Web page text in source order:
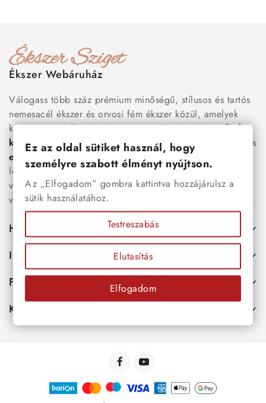
Ékszer Webáruház
Válogass több száz prémium minőségű, stílusos és tartós
nemesacél ékszer és orvosi fém ékszer közül, amelyek
között megtalálhatók a legnépszerűbb darabok is:férfi
karkötők
, női nyakláncok , karikagyűrűk
és
esküvői kiegészítőkegyaránt. Webáruházunkban a
legújabb trendeket követő, mégis időtálló ékszerek közül
választhatsz – legyen szó ajándékról, mindennapi
viseletről vagy különleges alkalmakról.
Hasznos
Információk
Fiókod
Kapcsolat
Ez az oldal sütiket használ, hogy
személyre szabott élményt nyújtson.
Az „Elfogadom” gombra kattintva hozzájárulsz a
sütik használatához.
Testreszabás
Elutasítás
Elfogadom